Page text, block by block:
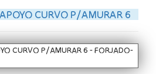
CURVO P/AMURAR 6